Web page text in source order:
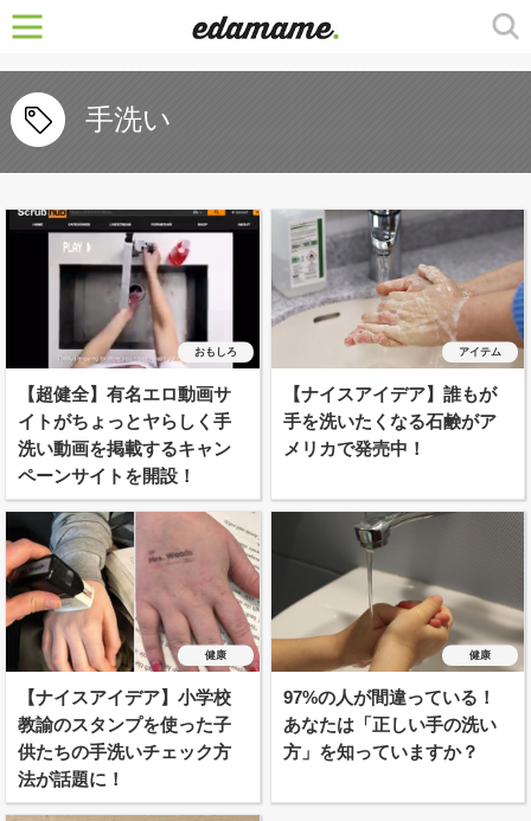
手洗い
【超健全】有名エロ動画サ
イトがちょっとヤらしく手
洗い動画を掲載するキャン
ペーンサイトを開設！
おもしろ
【ナイスアイデア】誰もが
手を洗いたくなる石鹸がア
メリカで発売中！
アイテム
【ナイスアイデア】小学校
教諭のスタンプを使った子
供たちの手洗いチェック方
法が話題に！
健康
97%の人が間違っている！
あなたは「正しい手の洗い
方」を知っていますか？
健康